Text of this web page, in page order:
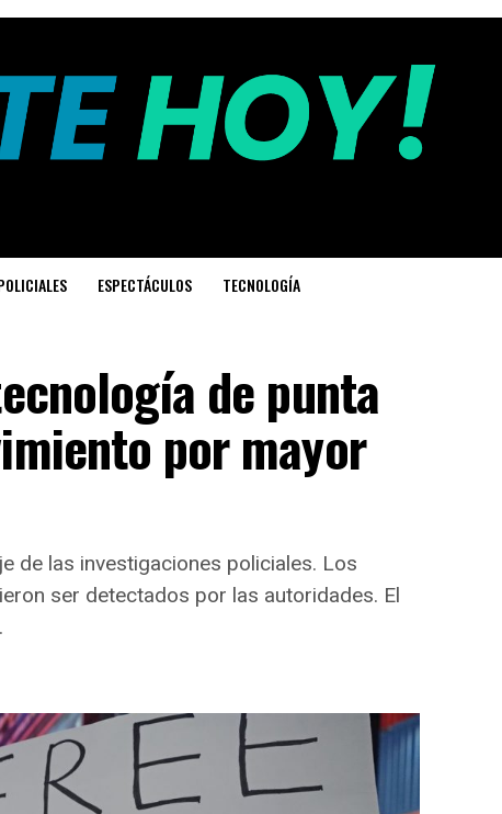
ESPECTÁCULOS TECNOLOGÍA
de punta
por mayor
de las investigaciones policiales. Los
ser detectados por las autoridades. El